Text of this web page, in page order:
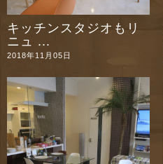
キッチンスタジオもリ
ニュ ...
2018年11月05日